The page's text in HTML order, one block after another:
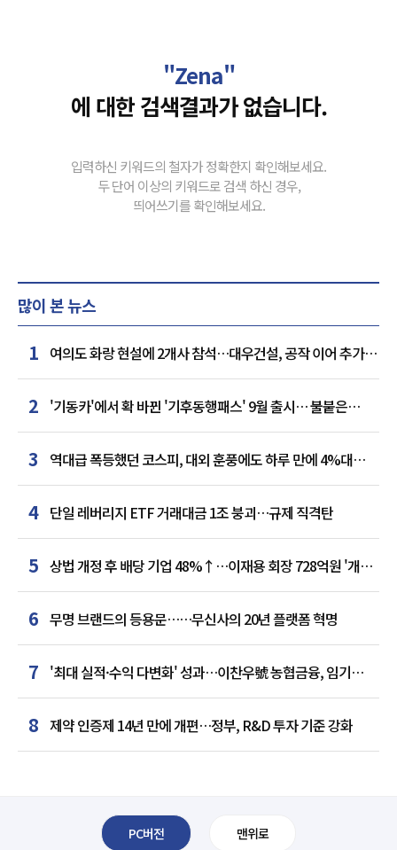
"Zena"
에 대한 검색결과가 없습니다.
입력하신 키워드의 철자가 정확한지 확인해보세요.
두 단어 이상의 키워드로 검색 하신 경우,
띄어쓰기를 확인해보세요.
많이 본 뉴스
1 여의도 화랑 현설에 2개사 참석…대우건설, 공작 이어 추가
거점 확보하나
2 '기동카'에서 확 바뀐 '기후동행패스' 9월 출시… 불붙은
카드사 경쟁
3
역대급 폭등했던 코스피, 대외 훈풍에도 하루 만에 4%대
급락
4 단일 레버리지 ETF 거래대금 1조 붕괴…규제 직격탄
5 상법 개정 후 배당 기업 48%↑…이재용 회장 728억원 '개인
최다'
6 무명 브랜드의 등용문……무신사의 20년 플랫폼 혁명
7 '최대 실적·수익 다변화' 성과…이찬우號 농협금융, 임기
말년 성장 박차
8 제약 인증제 14년 만에 개편…정부, R&D 투자 기준 강화
PC버전 맨위로